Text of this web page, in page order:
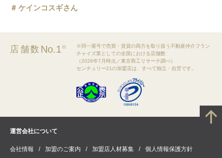
ケインコスギさん
店舗数 No.1※
※同一屋号で売買・賃貸の両方を取り扱う不動産仲介フラン
チャイズ業としての全国における店舗数
（2026年7月時点／東京商工リサーチ調べ）
センチュリー21の加盟店は、すべて独立・自営です。
運営会社について
会社情報 加盟のご案内 加盟店人材募集
個人情報保護方針